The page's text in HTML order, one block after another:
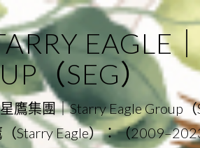
EAGLE
（SEG）
鷹集團｜Starry Eagle Group（
Starry Eagle）：（